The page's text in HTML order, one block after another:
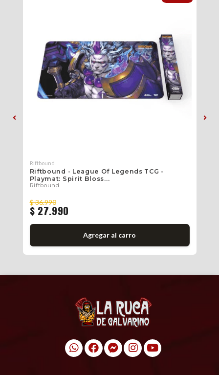
Riftbound
Riftbound - League Of Legends TCG -
Playmat: Spirit Bloss...
Riftbound
$ 36.990
$ 27.990
Agregar al carro